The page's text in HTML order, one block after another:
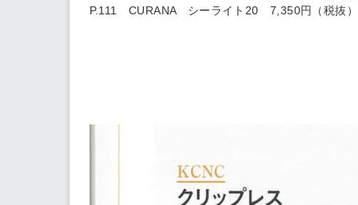
P.111 CURANA シーライト20 7,350円（税抜）